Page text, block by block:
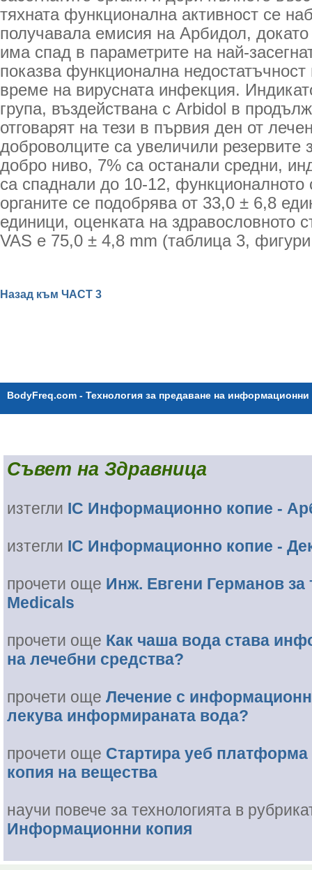
тяхната функционална активност се
получавала емисия на Арбидол, докато
има спад в параметрите на най-
показва функционална недостатъчност
време на вирусната инфекция.
група, въздействана с Arbidol в
отговарят на тези в първия ден от
доброволците са увеличили резервите
добро ниво, 7% са останали средни,
са спаднали до 10-12, функционалното
органите се подобрява от 33,0 ± 6,8
единици, оценката на здравословното
VAS е 75,0 ± 4,8 mm (таблица 3,
Назад към ЧАСТ 3
BodyFreq.com - Технология за предаване на
Съвет на Здравница
изтегли IC Информационно копие -
изтегли IC Информационно копие -
прочети още Инж. Евгени Германов за
Medicals
прочети още Как чаша вода става
на лечебни средства?
прочети още Лечение с
лекува информираната вода?
прочети още Стартира уеб
копия на вещества
научи повече за технологията в
Информационни копия